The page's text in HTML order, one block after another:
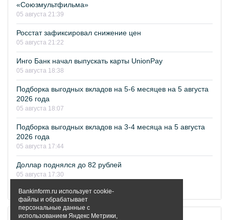
«Союзмультфильма»
05 августа 21:39
Росстат зафиксировал снижение цен
05 августа 21:22
Инго Банк начал выпускать карты UnionPay
05 августа 18:38
Подборка выгодных вкладов на 5-6 месяцев на 5 августа
2026 года
05 августа 18:07
Подборка выгодных вкладов на 3-4 месяца на 5 августа
2026 года
05 августа 17:44
Доллар поднялся до 82 рублей
05 августа 17:30
Bankinform.ru использует cookie-
файлы и обрабатывает
персональные данные с
использованием Яндекс Метрики,